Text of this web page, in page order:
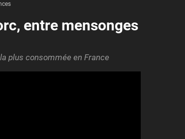
entre mensonges
plus consommée en France